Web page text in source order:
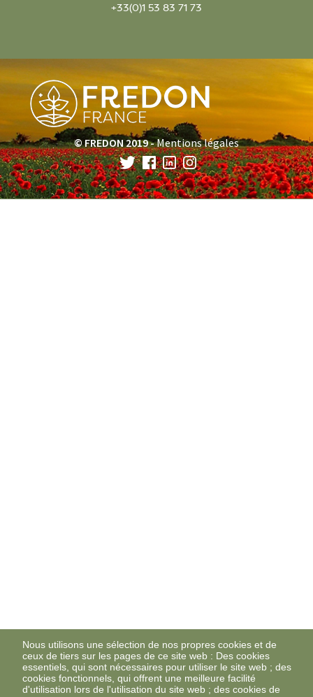
+33(0)1 53 83 71 73
© FREDON 2019 -Mentions légales
Nous utilisons une sélection de nos propres cookies et de
ceux de tiers sur les pages de ce site web : Des cookies
essentiels, qui sont nécessaires pour utiliser le site web ; des
cookies fonctionnels, qui offrent une meilleure facilité
d'utilisation lors de l'utilisation du site web ; des cookies de